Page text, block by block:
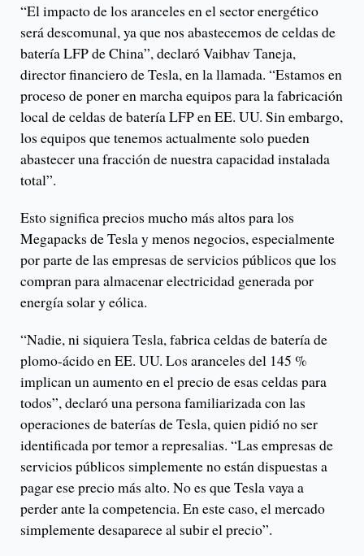
“El impacto de los aranceles en el sector energético
será descomunal, ya que nos abastecemos de celdas de
batería LFP de China”, declaró Vaibhav Taneja,
director financiero de Tesla, en la llamada. “Estamos en
proceso de poner en marcha equipos para la fabricación
local de celdas de batería LFP en EE. UU. Sin embargo,
los equipos que tenemos actualmente solo pueden
abastecer una fracción de nuestra capacidad instalada
total”.
Esto significa precios mucho más altos para los
Megapacks de Tesla y menos negocios, especialmente
por parte de las empresas de servicios públicos que los
compran para almacenar electricidad generada por
energía solar y eólica.
“Nadie, ni siquiera Tesla, fabrica celdas de batería de
plomo-ácido en EE. UU. Los aranceles del 145 %
implican un aumento en el precio de esas celdas para
todos”, declaró una persona familiarizada con las
operaciones de baterías de Tesla, quien pidió no ser
identificada por temor a represalias. “Las empresas de
servicios públicos simplemente no están dispuestas a
pagar ese precio más alto. No es que Tesla vaya a
perder ante la competencia. En este caso, el mercado
simplemente desaparece al subir el precio”.